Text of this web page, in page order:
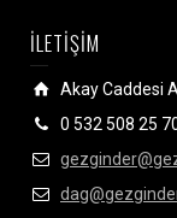
İLETİŞİM
Akay Caddesi
0 532 508 25